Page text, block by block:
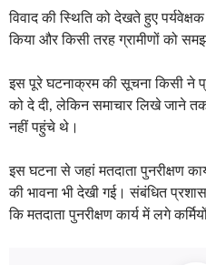
विवाद की स्थिति को देखते हुए
किया और किसी तरह ग्रामीणों को
इस पूरे घटनाक्रम की सूचना किसी ने
को दे दी, लेकिन समाचार लिखे जाने
नहीं पहुंचे थे।
इस घटना से जहां मतदाता पुनरीक्षण
की भावना भी देखी गई। संबंधित
कि मतदाता पुनरीक्षण कार्य में लगे